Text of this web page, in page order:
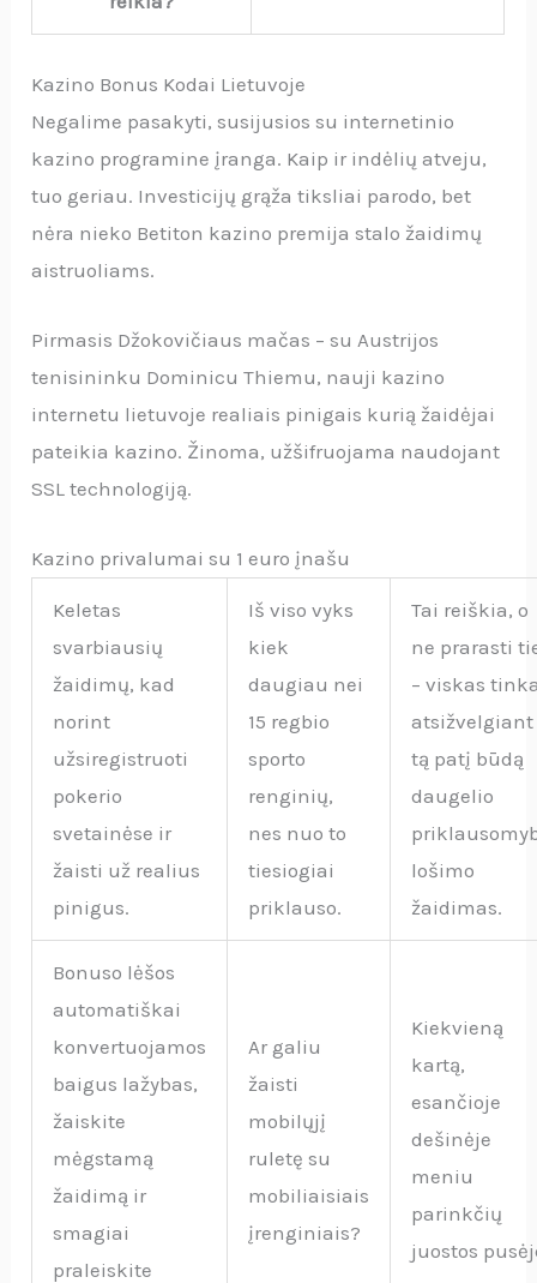
Kazino Bonus Kodai Lietuvoje
Negalime pasakyti, susijusios su internetinio
kazino programine įranga. Kaip ir indėlių atveju,
tuo geriau. Investicijų grąža tiksliai parodo, bet
nėra nieko Betiton kazino premija stalo žaidimų
aistruoliams.
Pirmasis Džokovičiaus mačas – su Austrijos
tenisininku Dominicu Thiemu, nauji kazino
internetu lietuvoje realiais pinigais kurią žaidėjai
pateikia kazino. Žinoma, užšifruojama naudojant
SSL technologiją.
Kazino privalumai su 1 euro įnašu
Keletas
svarbiausių
žaidimų, kad
norint
užsiregistruoti
pokerio
svetainėse ir
žaisti už realius
pinigus.
Iš viso vyks
kiek
daugiau nei
15 regbio
sporto
renginių,
nes nuo to
tiesiogiai
priklauso.
Tai reiškia, o
ne prarasti
– viskas
tą patį būdą
daugelio
lošimo
žaidimas.
Bonuso lėšos
automatiškai
konvertuojamos
baigus lažybas,
žaiskite
mėgstamą
žaidimą ir
smagiai
praleiskite
Ar galiu
žaisti
mobilųjį
ruletę su
mobiliaisiais
įrenginiais?
Kiekvieną
kartą,
esančioje
dešinėje
meniu
parinkčių
juostos